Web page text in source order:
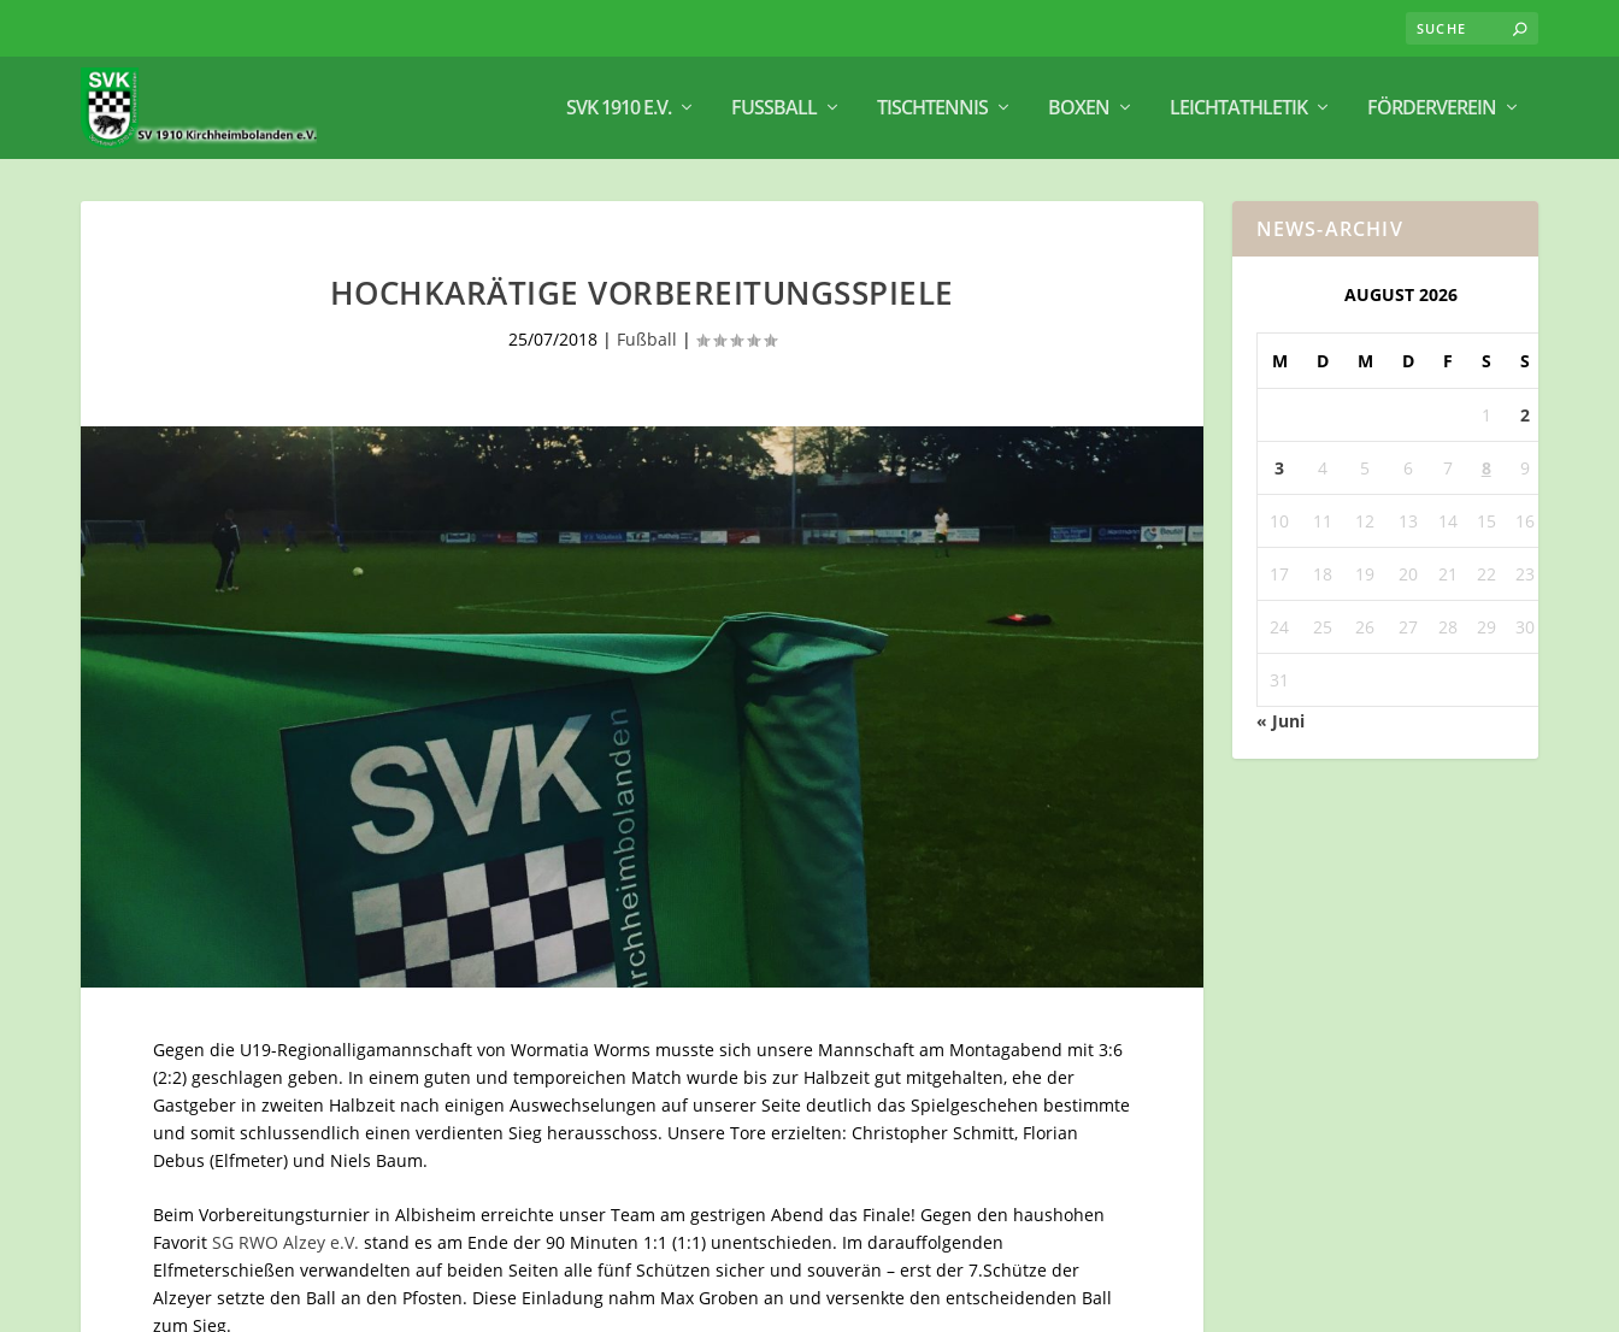
SVK 1910 E.V. FUSSBALL TISCHTENNIS BOXEN LEICHTATHLETIK FÖRDERVEREIN
HOCHKARÄTIGE VORBEREITUNGSSPIELE
25/07/2018| Fußball |
Gegen die U19-Regionalligamannschaft von Wormatia Worms musste sich unsere Mannschaft am Montagabend mit 3:6
(2:2) geschlagen geben. In einem guten und temporeichen Match wurde bis zur Halbzeit gut mitgehalten, ehe der
Gastgeber in zweiten Halbzeit nach einigen Auswechselungen auf unserer Seite deutlich das Spielgeschehen bestimmte
und somit schlussendlich einen verdienten Sieg herausschoss. Unsere Tore erzielten: Christopher Schmitt, Florian
Debus (Elfmeter) und Niels Baum.
Beim Vorbereitungsturnier in Albisheim erreichte unser Team am gestrigen Abend das Finale! Gegen den haushohen
FavoritSG RWO Alzey e.V. stand es am Ende der 90 Minuten 1:1 (1:1) unentschieden. Im darauffolgenden
Elfmeterschießen verwandelten auf beiden Seiten alle fünf Schützen sicher und souverän – erst der 7.Schütze der
Alzeyer setzte den Ball an den Pfosten. Diese Einladung nahm Max Groben an und versenkte den entscheidenden Ball
zum Sieg.
NEWS-ARCHIV
AUGUST 2026
M D M D F S S
1 2
3 4 5 6 7 8 9
10 11 12 13 14 15 16
17 18 19 20 21 22 23
24 25 26 27 28 29 30
31
« Juni